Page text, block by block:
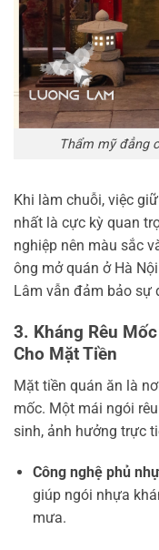
Thẩm mỹ đẳng
Khi làm chuỗi, việc
nhất là cực kỳ quan
nghiệp nên màu sắc
ông mở quán ở Hà
Lâm vẫn đảm bảo sự
3. Kháng Rêu
Cho Mặt Tiền
Mặt tiền quán ăn là
mốc. Một mái ngói
sinh, ảnh hưởng trực
Công nghệ phủ
giúp ngói nhựa
mưa.